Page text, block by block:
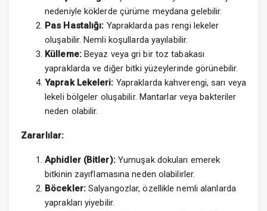
nedeniyle köklerde çürüme meydana gelebilir.
Pas Hastalığı: Yapraklarda pas rengi lekeler
oluşabilir. Nemli koşullarda yayılabilir.
Külleme:Beyaz veya gri bir toz tabakası
yapraklarda ve diğer bitki yüzeylerinde görünebilir.
Yaprak Lekeleri: Yapraklarda kahverengi, sarı veya
lekeli bölgeler oluşabilir. Mantarlar veya bakteriler
neden olabilir.
Zararlılar:
Aphidler (Bitler):Yumuşak dokuları emerek
bitkinin zayıflamasına neden olabilirler.
Böcekler:Salyangozlar, özellikle nemli alanlarda
yaprakları yiyebilir.